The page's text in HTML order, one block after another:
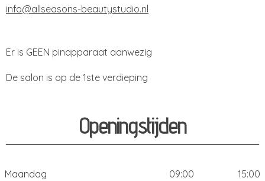
info@allseasons-beautystudio.nl
Er is GEEN pinapparaat aanwezig
De salon is op de 1ste verdieping
Openingstijden
Maandag 09:00 15:00